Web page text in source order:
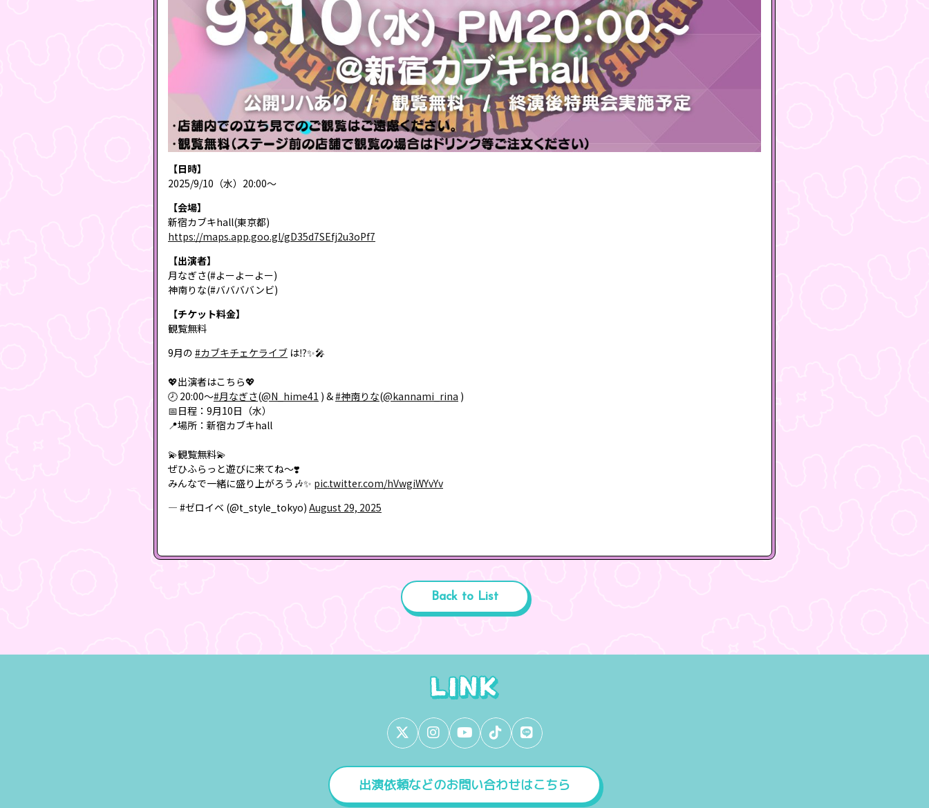
【日時】
2025/9/10（水）20:00～
【会場】
新宿カブキhall(東京都)
https://maps.app.goo.gl/gD35d7SEfj2u3oPf7
【出演者】
月なぎさ(#よーよーよー)
神南りな(#ババババンビ)
【チケット料金】
観覧無料
9月の #カブキチェケライブ は⁉️✨🎤
💖出演者はこちら💖
🕗 20:00〜#月なぎさ(@N_hime41 ) &#神南りな(@kannami_rina )
📅日程：9月10日（水）
📍場所：新宿カブキhall
💫観覧無料💫
ぜひふらっと遊びに来てね〜❣️
みんなで一緒に盛り上がろう🎶✨ pic.twitter.com/hVwgiWYvYv
— #ゼロイベ (@t_style_tokyo) August 29, 2025
Back to List
出演依頼などのお問い合わせはこちら